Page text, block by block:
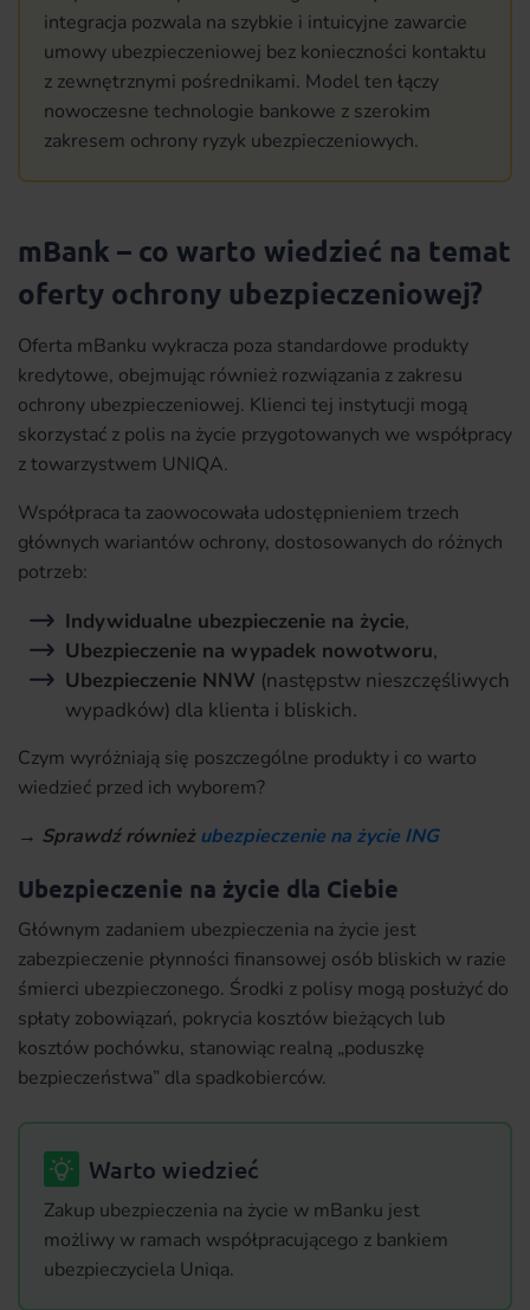
integracja pozwala na szybkie i intuicyjne zawarcie
umowy ubezpieczeniowej bez konieczności kontaktu
z zewnętrznymi pośrednikami. Model ten łączy
nowoczesne technologie bankowe z szerokim
zakresem ochrony ryzyk ubezpieczeniowych.
mBank – co warto wiedzieć na temat
oferty ochrony ubezpieczeniowej?
Oferta mBanku wykracza poza standardowe produkty
kredytowe, obejmując również rozwiązania z zakresu
ochrony ubezpieczeniowej. Klienci tej instytucji mogą
skorzystać z polis na życie przygotowanych we współpracy
z towarzystwem UNIQA.
Współpraca ta zaowocowała udostępnieniem trzech
głównych wariantów ochrony, dostosowanych do różnych
potrzeb:
Indywidualne ubezpieczenie na życie,
Ubezpieczenie na wypadek nowotworu,
Ubezpieczenie NNW (następstw nieszczęśliwych
wypadków) dla klienta i bliskich.
Czym wyróżniają się poszczególne produkty i co warto
wiedzieć przed ich wyborem?
→ Sprawdź równieżubezpieczenie na życie ING
Ubezpieczenie na życie dla Ciebie
Głównym zadaniem ubezpieczenia na życie jest
zabezpieczenie płynności finansowej osób bliskich w razie
śmierci ubezpieczonego. Środki z polisy mogą posłużyć do
spłaty zobowiązań, pokrycia kosztów bieżących lub
kosztów pochówku, stanowiąc realną „poduszkę
bezpieczeństwa” dla spadkobierców.
Warto wiedzieć
Zakup ubezpieczenia na życie w mBanku jest
możliwy w ramach współpracującego z bankiem
ubezpieczyciela Uniqa.